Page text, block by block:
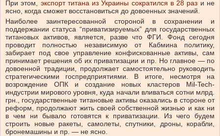
При этом, экспорт титана из Украины сократился в 28 раз и не
ясно, когда сможет восстановиться до довоенных значений.
Наиболее заинтересованной стороной в сохранении и
поддержании статуса “приватизируемых” для государственных
титановых активов, является, разве что ФГИ. Фонд сегодня
проводит полностью независимую от Кабмина политику,
забирает под свое управление конфискованные активы, сам
принимает решения об их приватизации и пр. Но главное — по
довоенной традиции, продолжает самостоятельно руководить
стратегическими госпредприятиями. В итоге, несмотря на
возрождение ОПК и создание новых кластеров Mil-Tech-
индустрии мирового уровня, куда начали вливаться сотни млрд.
грн., государственные титановые активы оказались в стороне от
реформ, продолжают жить своей собственной жизнью и как ни
в чем ни бывало готовятся к приватизации. Из чего будем
строить новые ракеты, самолеты, спутники, дроны, корабли,
бронемашины и пр. — не ясно.